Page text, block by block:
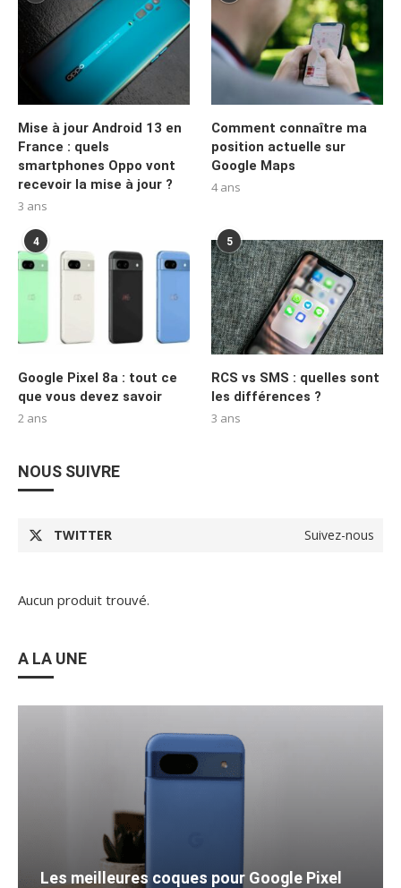
Mise à jour Android 13 en
France : quels
smartphones Oppo vont
recevoir la mise à jour ?
3 ans
Comment connaître ma
position actuelle sur
Google Maps
4 ans
4
Google Pixel 8a : tout ce
que vous devez savoir
2 ans
5
RCS vs SMS : quelles sont
les différences ?
3 ans
NOUS SUIVRE
TWITTER Suivez-nous
Aucun produit trouvé.
A LA UNE
Les meilleures coques pour Google Pixel